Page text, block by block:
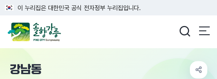
이 누리집은 대한민국 공식 전자정부 누리집입니다.
강남동